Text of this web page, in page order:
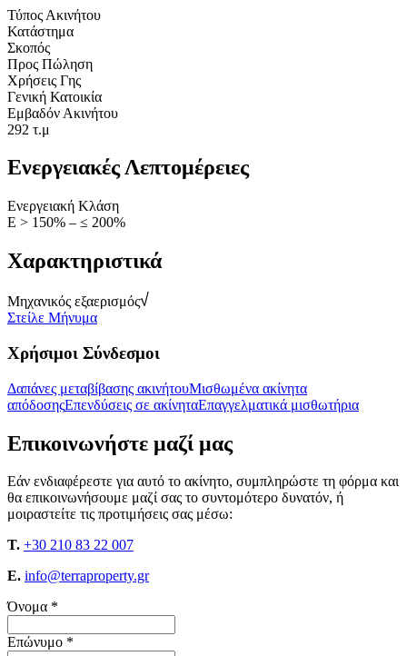
Τύπος Ακινήτου
Κατάστημα
Σκοπός
Προς Πώληση
Χρήσεις Γης
Γενική Κατοικία
Εμβαδόν Ακινήτου
292 τ.μ
Ενεργειακές Λεπτομέρειες
Ενεργειακή Κλάση
Ε > 150% – ≤ 200%
Χαρακτηριστικά
Μηχανικός εξαερισμός
Στείλε Μήνυμα
Χρήσιμοι Σύνδεσμοι
Δαπάνες μεταβίβασης ακινήτουΜισθωμένα ακίνητα
απόδοσηςΕπενδύσεις σε ακίνηταΕπαγγελματικά μισθωτήρια
Επικοινωνήστε μαζί μας
Εάν ενδιαφέρεστε για αυτό το ακίνητο, συμπληρώστε τη φόρμα και
θα επικοινωνήσουμε μαζί σας το συντομότερο δυνατόν, ή
μοιραστείτε τις προτιμήσεις σας μέσω:
T. +30 210 83 22 007
E. info@terraproperty.gr
Όνομα *
Επώνυμο *